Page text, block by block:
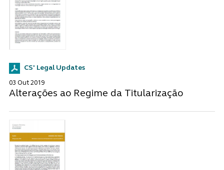
CS' Legal Updates
03 Out 2019
Alterações ao Regime da Titularização